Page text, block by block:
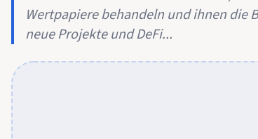
Wertpapiere behandeln und ihnen die
neue Projekte und DeFi...